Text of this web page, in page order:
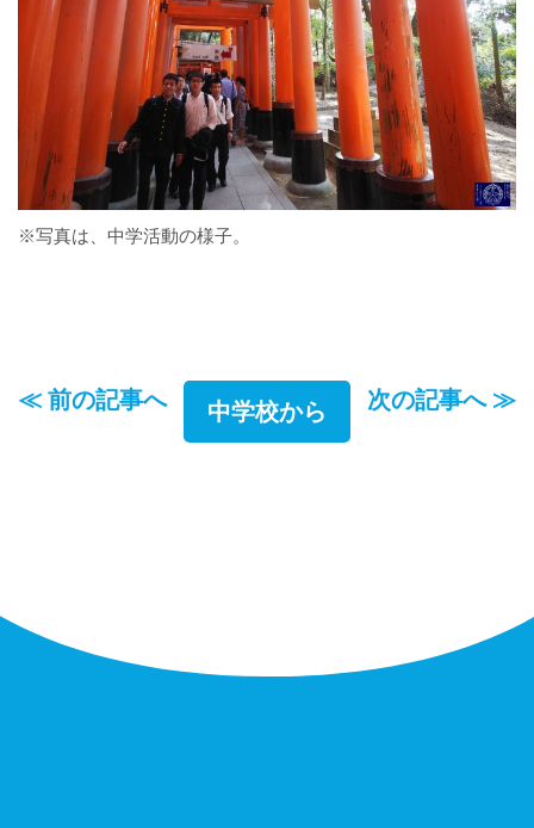
※写真は、中学活動の様子。
≪ 前の記事へ 中学校から 次の記事へ ≫